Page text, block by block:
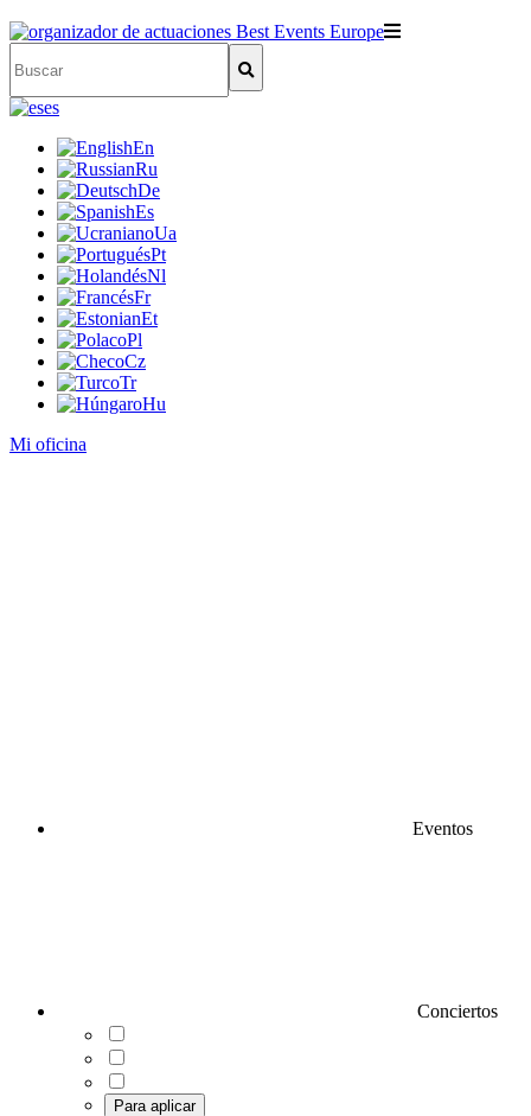
es
En
Ru
De
Es
Ua
Pt
Nl
Fr
Et
Pl
Cz
Tr
Hu
Mi oficina
Eventos
Conciertos
Para aplicar